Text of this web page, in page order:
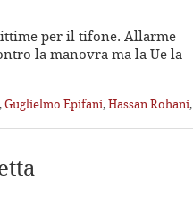
per il tifone. Allarme
la manovra ma la Ue la
,Guglielmo Epifani,Hassan Rohani,